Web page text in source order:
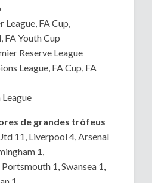
League, FA Cup,
FA Youth Cup
Reserve League
League, FA Cup, FA
League
de grandes trófeus
11, Liverpool 4, Arsenal
1,
1, Swansea 1,